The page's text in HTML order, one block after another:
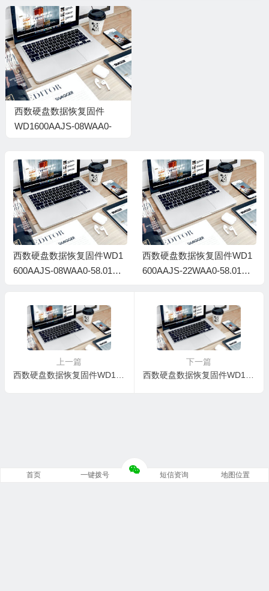
WCAS21356591-005800A6
西数硬盘数据恢复固件
WD1600AAJS-08WAA0-
005800AA
西数硬盘数据恢复固件WD1
600AAJS-08WAA0-58.01D5
西数硬盘数据恢复固件WD1
600AAJS-22WAA0-58.01D5
上一篇
西数硬盘数据恢复固件WD1600AAJS-22WAA0-58.01D58-WD-WCAS21550884-005800A8
下一篇
西数硬盘数据恢复固件WD1600AAJS-08WAA0-58.01D58-WD-WCAS24698531-005800AA
首页 一键拨号 短信资询 地图位置